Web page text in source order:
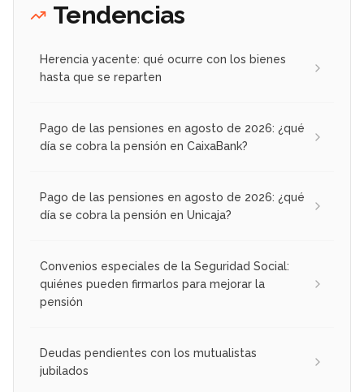
Tendencias
Herencia yacente: qué ocurre con los bienes
hasta que se reparten
Pago de las pensiones en agosto de 2026: ¿qué
día se cobra la pensión en CaixaBank?
Pago de las pensiones en agosto de 2026: ¿qué
día se cobra la pensión en Unicaja?
Convenios especiales de la Seguridad Social:
quiénes pueden firmarlos para mejorar la
pensión
Deudas pendientes con los mutualistas
jubilados